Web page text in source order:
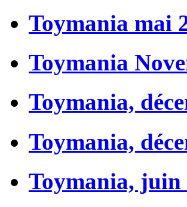
Toymania mai
Toymania
Toymania,
Toymania,
Toymania, juin